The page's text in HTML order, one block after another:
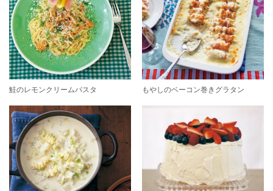
鮭のレモンクリームパスタ もやしのベーコン巻きグラタン